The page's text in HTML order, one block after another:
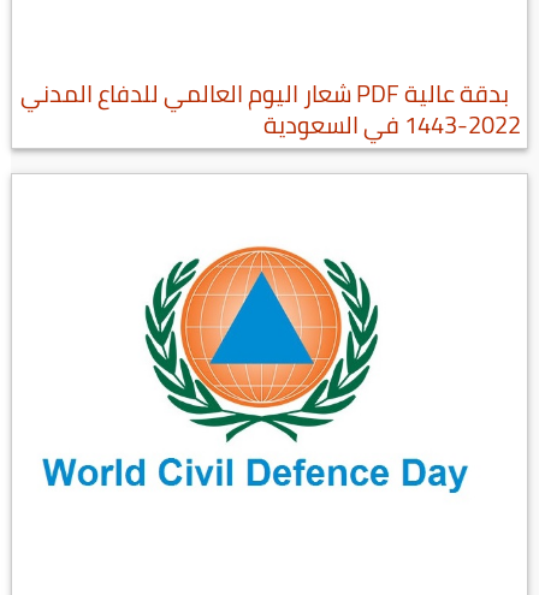
بدقة عالية PDF شعار اليوم العالمي للدفاع المدني
2022-1443 في السعودية